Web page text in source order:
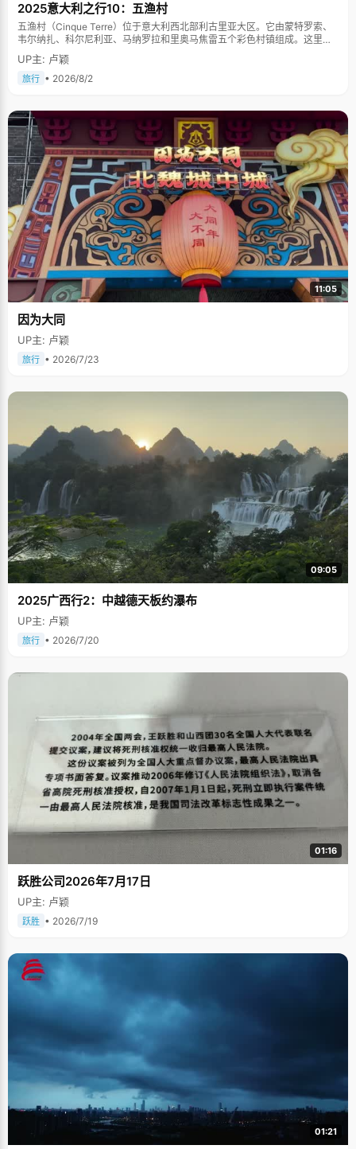
2025意大利之行10：五渔村
五渔村（Cinque Terre）位于意大利西北部利古里亚大区。它由蒙特罗索、
韦尔纳扎、科尔尼利亚、马纳罗拉和里奥马焦雷五个彩色村镇组成。这里依
山傍海，房屋色彩斑斓，1997年被列为世界文化遗产。
UP主: 卢颖
旅行 • 2026/8/2
11:05
因为大同
UP主: 卢颖
旅行 • 2026/7/23
09:05
2025广西行2：中越德天板约瀑布
UP主: 卢颖
旅行 • 2026/7/20
01:16
跃胜公司2026年7月17日
UP主: 卢颖
跃胜 • 2026/7/19
01:21